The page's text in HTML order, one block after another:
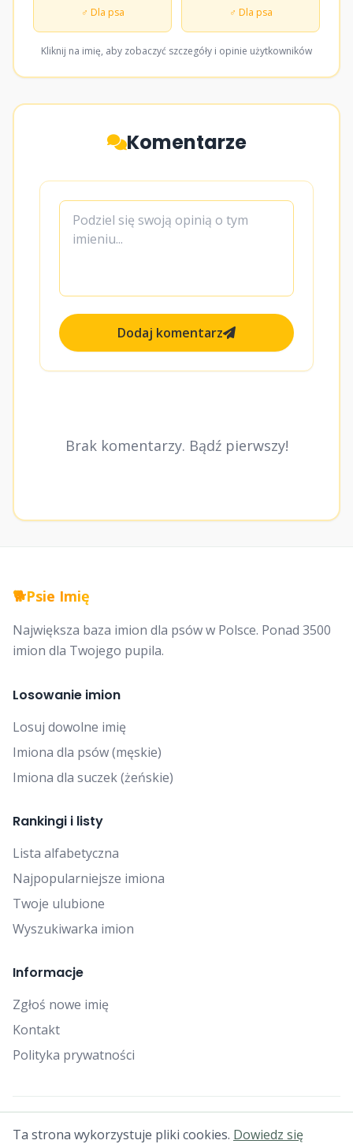
♂ Dla psa ♂ Dla psa
Kliknij na imię, aby zobaczyć szczegóły i opinie użytkowników
Komentarze
Dodaj komentarz
Brak komentarzy. Bądź pierwszy!
🐕Psie Imię
Największa baza imion dla psów w Polsce. Ponad 3500
imion dla Twojego pupila.
Losowanie imion
Losuj dowolne imię
Imiona dla psów (męskie)
Imiona dla suczek (żeńskie)
Rankingi i listy
Lista alfabetyczna
Najpopularniejsze imiona
Twoje ulubione
Wyszukiwarka imion
Informacje
Zgłoś nowe imię
Kontakt
Polityka prywatności
© 2025 Falcon Bytes. Wszelkie prawa zastrzeżone.
Ta strona wykorzystuje pliki cookies. Dowiedz się